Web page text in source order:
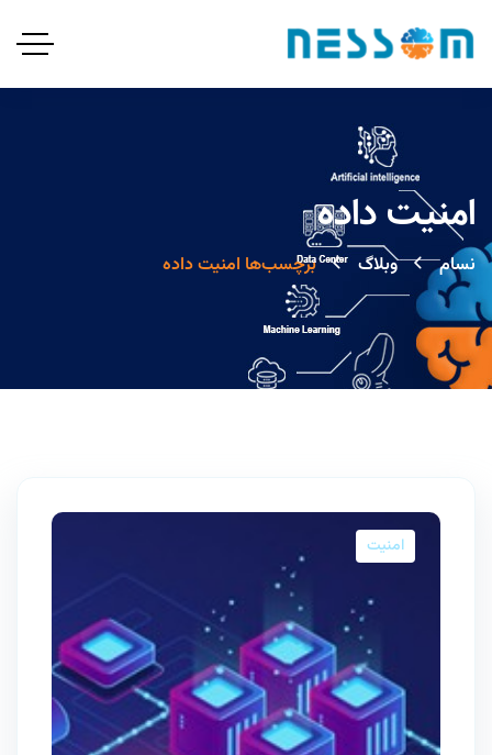
امنیت داده
نسام وبلاگ برچسب‌ها امنیت داده
امنیت